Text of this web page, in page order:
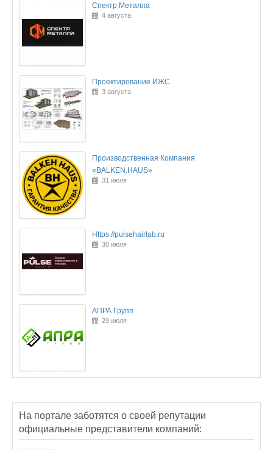
Спектр Металла
4 августа
Проектирование ИЖС
3 августа
Производственная Компания
«BALKEN.HAUS»
31 июля
Https://pulsehairlab.ru
30 июля
АПРА Групп
29 июля
На портале заботятся о своей репутации
официальные представители компаний: